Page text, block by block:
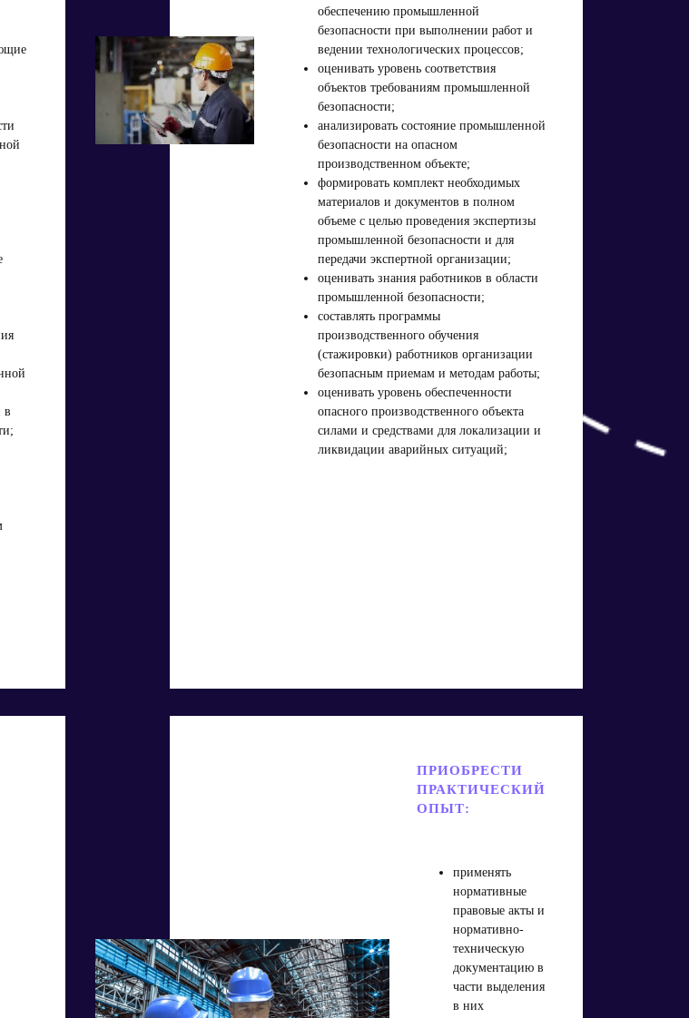
в
обеспечению промышленной
безопасности при выполнении работ и
ведении технологических процессов;
оценивать уровень соответствия
объектов требованиям промышленной
безопасности;
анализировать состояние промышленной
безопасности на опасном
производственном объекте;
формировать комплект необходимых
материалов и документов в полном
объеме с целью проведения экспертизы
промышленной безопасности и для
передачи экспертной организации;
оценивать знания работников в области
промышленной безопасности;
составлять программы
производственного обучения
(стажировки) работников организации
безопасным приемам и методам работы;
оценивать уровень обеспеченности
опасного производственного объекта
силами и средствами для локализации и
ликвидации аварийных ситуаций;
ПРИОБРЕСТИ
ПРАКТИЧЕСКИЙ
ОПЫТ:
применять
нормативные
правовые акты и
нормативно-
техническую
документацию в
части выделения
в них